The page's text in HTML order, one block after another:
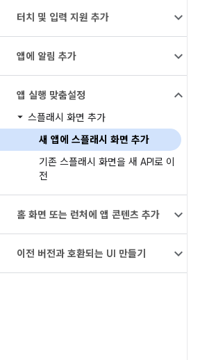
터치 및 입력 지원 추가
앱에 알림 추가
앱 실행 맞춤설정
스플래시 화면 추가
새 앱에 스플래시 화면 추가
기존 스플래시 화면을 새 API로 이
전
홈 화면 또는 런처에 앱 콘텐츠 추가
이전 버전과 호환되는 UI 만들기